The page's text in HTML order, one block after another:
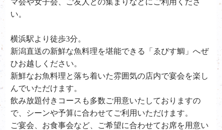
い。
横浜駅より徒歩3分。
新潟直送の新鮮な魚料理を堪能できる「ゑびす鯛」へぜ
ひお越しください。
新鮮なお魚料理と落ち着いた雰囲気の店内で宴会を楽し
んでいただけます。
飲み放題付きコースも多数ご用意いたしておりますの
で、シーンや予算に合わせてご利用いただけます。
ご宴会、お食事会など、ご希望に合わせてお席を用意い